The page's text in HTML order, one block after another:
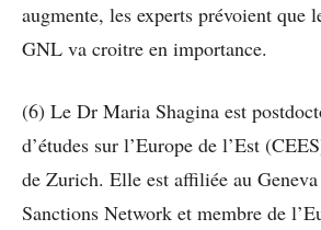
augmente, les experts prévoient que
GNL va croitre en importance.
(6) Le Dr Maria Shagina est
d’études sur l’Europe de l’Est
de Zurich. Elle est affiliée au
Sanctions Network et membre de